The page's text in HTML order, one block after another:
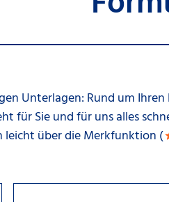
Unterlagen: Rund um
für Sie und für uns alles
leicht über die Merkfunktion (